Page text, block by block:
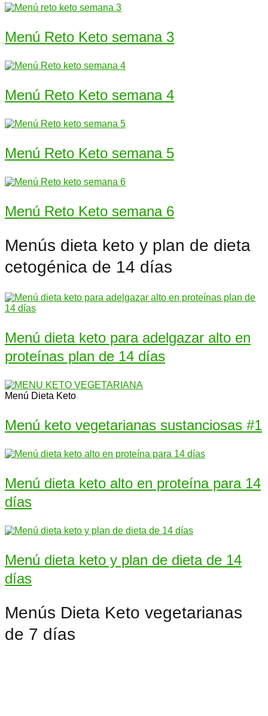
Menú Reto Keto semana 3
Menú Reto Keto semana 4
Menú Reto Keto semana 5
Menú Reto Keto semana 6
Menús dieta keto y plan de dieta
cetogénica de 14 días
Menú dieta keto para adelgazar alto en
proteínas plan de 14 días
Menú Dieta Keto
Menú keto vegetarianas sustanciosas #1
Menú dieta keto alto en proteína para 14
días
Menú dieta keto y plan de dieta de 14
días
Menús Dieta Keto vegetarianas
de 7 días